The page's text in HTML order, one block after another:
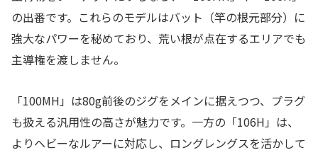
の出番です。これらのモデルはバット（竿の根元部分）に
強大なパワーを秘めており、荒い根が点在するエリアでも
主導権を渡しません。
「100MH」は80g前後のジグをメインに据えつつ、プラグ
も扱える汎用性の高さが魅力です。一方の「106H」は、
よりヘビーなルアーに対応し、ロングレングスを活かして